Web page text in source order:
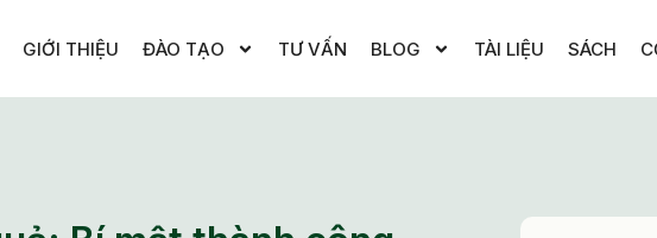
GIỚI THIỆU ĐÀO TẠO TƯ VẤN BLOG TÀI LIỆU SÁCH